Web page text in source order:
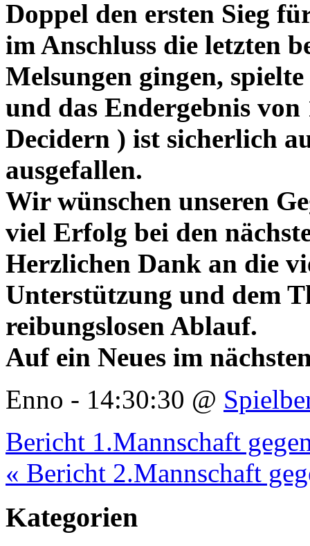
Doppel den ersten Sieg
im Anschluss die letzten
Melsungen gingen,
und das Endergebnis
Decidern ) ist sicherlich
ausgefallen.
Wir wünschen unseren
viel Erfolg bei den
Herzlichen Dank an die
Unterstützung und dem
reibungslosen Ablauf.
Auf ein Neues im
Enno - 14:30:30 @
Bericht 1.Mannschaft
« Bericht 2.Mannschaft
Kategorien